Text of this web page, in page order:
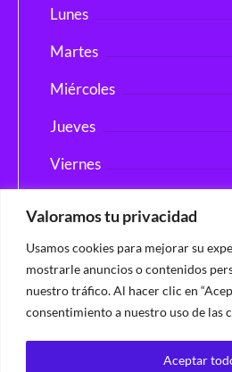
Valoramos tu privacidad
Usamos cookies para mejorar su
mostrarle anuncios o contenidos
nuestro tráfico. Al hacer clic en
consentimiento a nuestro uso de las
Aceptar
Lunes
Martes
Miércoles
Jueves
Viernes
Inicio
Inmuebles
Guías